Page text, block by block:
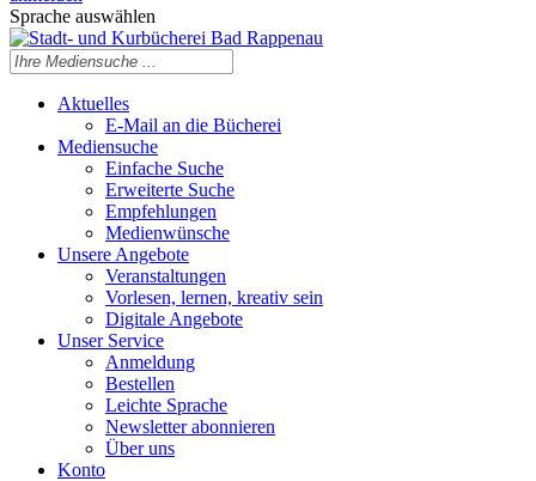
Sprache auswählen
Aktuelles
E-Mail an die Bücherei
Mediensuche
Einfache Suche
Erweiterte Suche
Empfehlungen
Medienwünsche
Unsere Angebote
Veranstaltungen
Vorlesen, lernen, kreativ sein
Digitale Angebote
Unser Service
Anmeldung
Bestellen
Leichte Sprache
Newsletter abonnieren
Über uns
Konto